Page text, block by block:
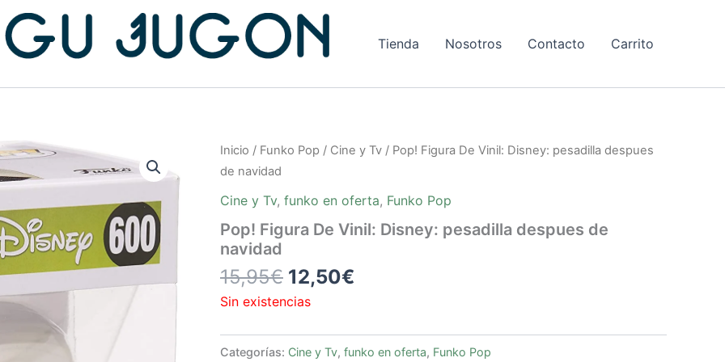
Tienda Nosotros Contacto Carrito
Inicio / Funko Pop / Cine y Tv / Pop! Figura De Vinil: Disney: pesadilla despues
de navidad
Cine y Tv, funko en oferta, Funko Pop
Pop! Figura De Vinil: Disney: pesadilla despues de
navidad
15,95€
El
original
era:
15,95€.
12,50€
El
actual
es:
12,50€.
Sin existencias
Categorías: Cine y Tv, funko en oferta, Funko Pop